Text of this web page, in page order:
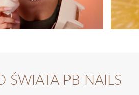
ŚWIATA PB NAILS